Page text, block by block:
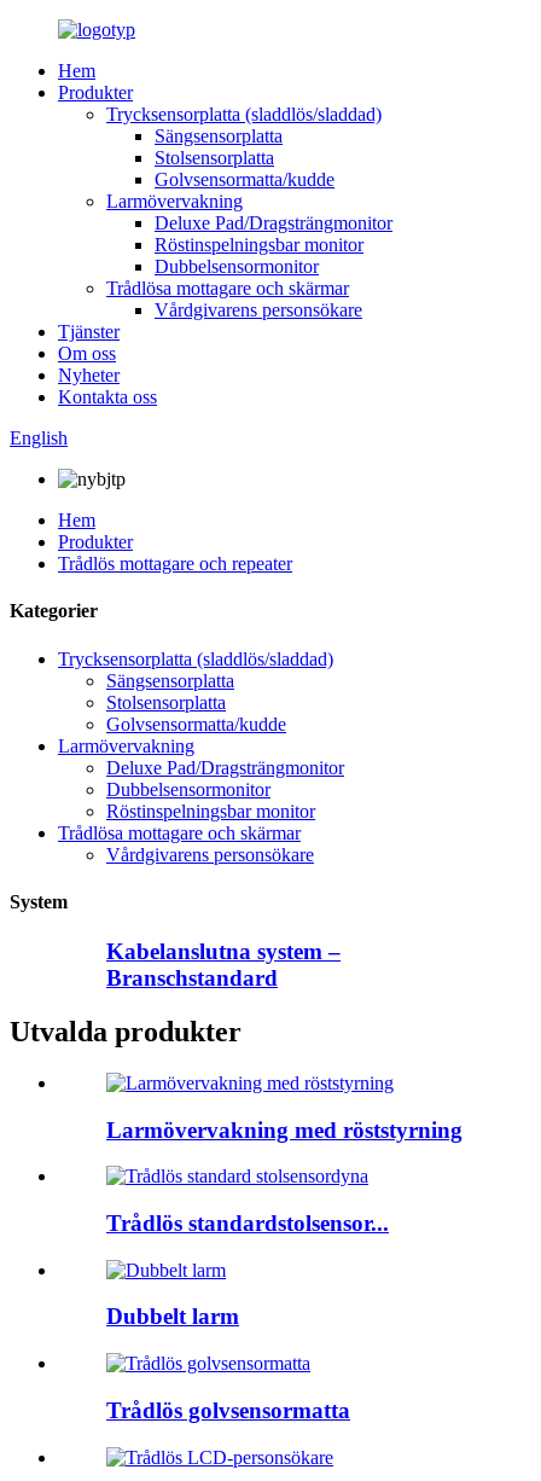
Hem
Produkter
Trycksensorplatta (sladdlös/sladdad)
Sängsensorplatta
Stolsensorplatta
Golvsensormatta/kudde
Larmövervakning
Deluxe Pad/Dragsträngmonitor
Röstinspelningsbar monitor
Dubbelsensormonitor
Trådlösa mottagare och skärmar
Vårdgivarens personsökare
Tjänster
Om oss
Nyheter
Kontakta oss
English
Hem
Produkter
Trådlös mottagare och repeater
Kategorier
Trycksensorplatta (sladdlös/sladdad)
Sängsensorplatta
Stolsensorplatta
Golvsensormatta/kudde
Larmövervakning
Deluxe Pad/Dragsträngmonitor
Dubbelsensormonitor
Röstinspelningsbar monitor
Trådlösa mottagare och skärmar
Vårdgivarens personsökare
System
Kabelanslutna system –
Branschstandard
Utvalda produkter
Larmövervakning med röststyrning
Trådlös standardstolsensor...
Dubbelt larm
Trådlös golvsensormatta